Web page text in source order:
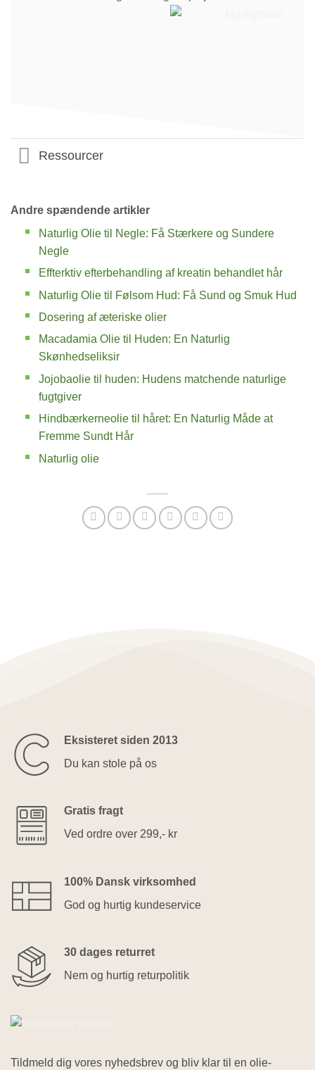
Ressourcer
Andre spændende artikler
Naturlig Olie til Negle: Få Stærkere og Sundere
Negle
Effterktiv efterbehandling af kreatin behandlet hår
Naturlig Olie til Følsom Hud: Få Sund og Smuk Hud
Dosering af æteriske olier
Macadamia Olie til Huden: En Naturlig
Skønhedseliksir
Jojobaolie til huden: Hudens matchende naturlige
fugtgiver
Hindbærkerneolie til håret: En Naturlig Måde at
Fremme Sundt Hår
Naturlig olie
Eksisteret siden 2013
Du kan stole på os
Gratis fragt
Ved ordre over 299,- kr
100% Dansk virksomhed
God og hurtig kundeservice
30 dages returret
Nem og hurtig returpolitik
Tildmeld dig vores nyhedsbrev og bliv klar til en olie-